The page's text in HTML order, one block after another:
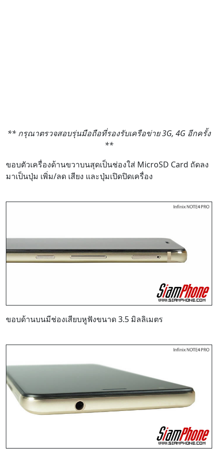
** กรุณาตรวจสอบรุ่นมือถือที่รองรับเครือข่าย 3G, 4G อีกครั้ง
**
ขอบตัวเครื่องด้านขวาบนสุดเป็นช่องใส่ MicroSD Card ถัดลง
มาเป็นปุ่ม เพิ่ม/ลด เสียง และปุ่มเปิดปิดเครื่อง
ขอบด้านบนมีช่องเสียบหูฟังขนาด 3.5 มิลลิเมตร